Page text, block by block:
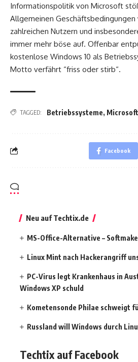
Informationspolitik von Microsoft
Allgemeinen Geschäftsbedingungen
zahlreichen Nutzern und
immer mehr böse auf. Offenbar
kostenlose Windows 10 als
Motto verfährt “friss oder stirb“.
TAGGED: Betriebssysteme, Microsoft
Facebook
Neu auf Techtix.de
MS-Office-Alternative –
Linux Mint nach Hackerangriff
PC-Virus legt Krankenhaus in
Windows XP schuld
Kometensonde Philae schweigt
Russland will Windows durch
Techtix auf Facebook